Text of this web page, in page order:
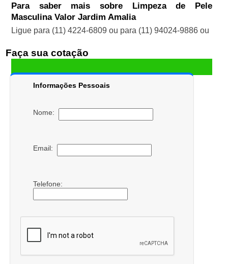
Para saber mais sobre Limpeza de Pele
Masculina Valor Jardim Amalia
Ligue para (11) 4224-6809 ou para (11) 94024-9886ou
Faça sua cotação
Informações Pessoais
Nome:
Email:
Telefone: